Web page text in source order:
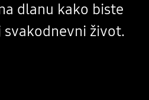
dlanu kako biste
život.